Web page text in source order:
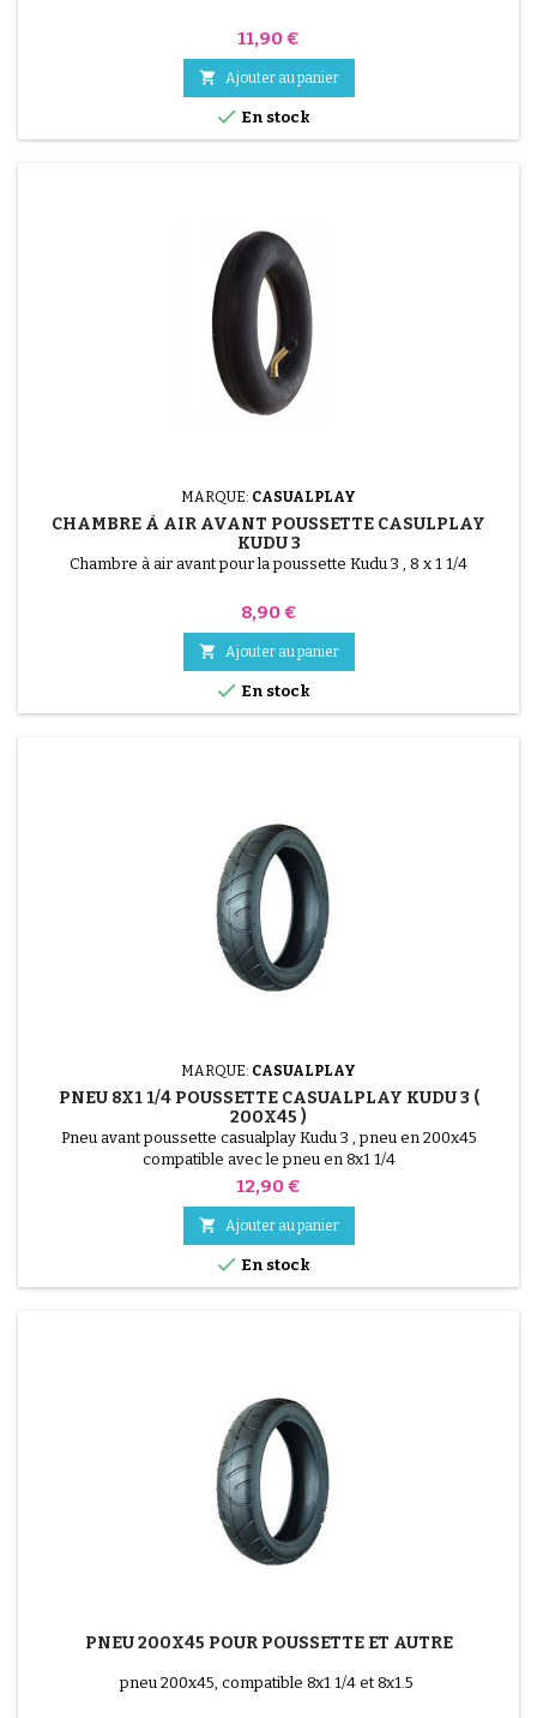
Prix
11,90 €
 Ajouter au panier
 En stock
MARQUE: CASUALPLAY
CHAMBRE À AIR AVANT POUSSETTE CASULPLAY
KUDU 3
Chambre à air avant pour la poussette Kudu 3 , 8 x 1 1/4
Prix
8,90 €
 Ajouter au panier
 En stock
MARQUE: CASUALPLAY
PNEU 8X1 1/4 POUSSETTE CASUALPLAY KUDU 3 (
200X45 )
Pneu avant poussette casualplay Kudu 3 , pneu en 200x45
compatible avec le pneu en 8x1 1/4
Prix
12,90 €
 Ajouter au panier
 En stock
PNEU 200X45 POUR POUSSETTE ET AUTRE
pneu 200x45, compatible 8x1 1/4 et 8x1.5